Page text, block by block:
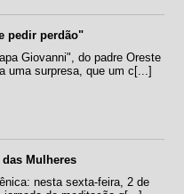
pedir perdão"
Giovanni", do padre Oreste
uma surpresa, que um c[...]
Mulheres
nesta sexta-feira, 2 de